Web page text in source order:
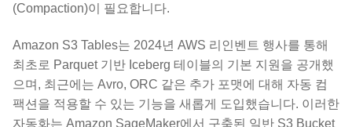
(Compaction)이 필요합니다.
Amazon S3 Tables는 2024년 AWS 리인벤트 행사를 통해
최초로 Parquet 기반 Iceberg 테이블의 기본 지원을 공개했
으며, 최근에는 Avro, ORC 같은 추가 포맷에 대해 자동 컴
팩션을 적용할 수 있는 기능을 새롭게 도입했습니다. 이러한
자동화는 Amazon SageMaker에서 구축된 일반 S3 Bucket